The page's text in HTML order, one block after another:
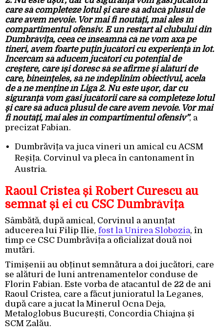
care să completeze lotul și care să aducă plusul de
care avem nevoie. Vor mai fi noutăți, mai ales în
compartimentul ofensiv. E un restart al clubului din
Dumbrăvița, ceea ce înseamnă că ne vom axa pe
tineri, avem foarte puțin jucători cu experiență în lot.
Încercăm să aducem jucători cu potențial de
creștere, care își doresc să se afirme și alături de
care, bineînțeles, să ne îndeplinim obiectivul, acela
de a ne menține în Liga 2. Nu este ușor, dar cu
siguranță vom găsi jucătorii care să completeze lotul
și care să aducă plusul de care avem nevoie. Vor mai
fi noutăți, mai ales în compartimentul ofensiv”, a
precizat Fabian.
Dumbrăvița va juca vineri un amical cu ACSM
Reșița. Corvinul va pleca în cantonament în
Austria.
Raoul Cristea și Robert Curescu au
semnat și ei cu CSC Dumbrăvița
Sâmbătă, după amical, Corvinul a anunțat
aducerea lui Filip Ilie, fost la Unirea Slobozia, în
timp ce CSC Dumbrăvița a oficializat două noi
mutări.
Timișenii au obținut semnătura a doi jucători, care
se alături de luni antrenamentelor conduse de
Florin Fabian. Este vorba de atacantul de 22 de ani
Raoul Cristea, care a făcut junioratul la Leganes,
după care a jucat la Minerul Ocna Deja,
Metaloglobus București, Concordia Chiajna și
SCM Zalău.